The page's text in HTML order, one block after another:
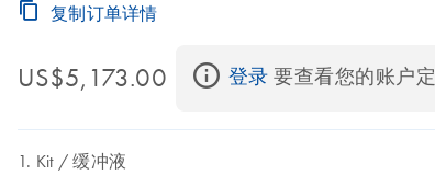
复制订单详情
US$5,173.00 登录 要查看您的账户定
Kit 缓冲液